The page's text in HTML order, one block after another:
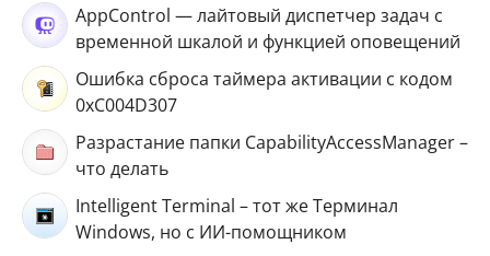
AppControl — лайтовый диспетчер задач с
временной шкалой и функцией оповещений
Ошибка сброса таймера активации с кодом
0xC004D307
Разрастание папки CapabilityAccessManager –
что делать
Intelligent Terminal – тот же Терминал
Windows, но с ИИ-помощником